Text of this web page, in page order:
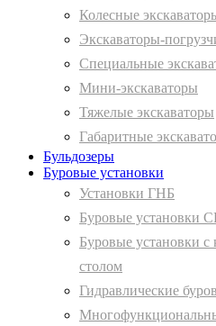
Колесные
Экскаваторы-
Специальные
Мини-экскаваторы
Тяжелые экскаваторы
Габаритные
Бульдозеры
Буровые установки
Установки ГНБ
Буровые установки
Буровые установки
столом
Гидравлические